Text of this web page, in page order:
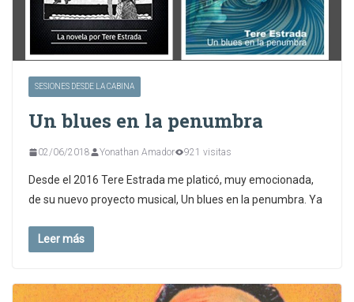
SESIONES DESDE LA CABINA
Un blues en la penumbra
02/06/2018 Yonathan Amador 921 visitas
Desde el 2016 Tere Estrada me platicó, muy emocionada,
de su nuevo proyecto musical, Un blues en la penumbra. Ya
Leer más